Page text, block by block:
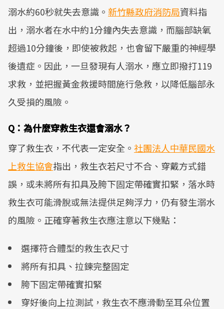
溺水約60秒就失去意識。 新竹縣政府消防局資料指
出，溺水者在水中約1分鐘內失去意識，而腦部缺氧
超過10分鐘後，即使被救起，也會留下嚴重的神經學
後遺症。因此，一旦發現有人溺水，應立即撥打119
求救，並把握黃金救援時間施行急救，以降低腦部永
久受損的風險。
Q：為什麼穿救生衣還會溺水？
穿了救生衣，不代表一定安全。 社團法人中華民國水
上救生協會指出，救生衣若尺寸不合、穿戴方式錯
誤，或未將所有扣具及胯下固定帶確實扣緊，落水時
救生衣可能滑脫或無法提供足夠浮力，仍有發生溺水
的風險。正確穿著救生衣應注意以下幾點：
選擇符合體型的救生衣尺寸
將所有扣具、拉鍊完整固定
胯下固定帶確實扣緊
穿好後向上拉測試，救生衣不應滑動至耳朵位置